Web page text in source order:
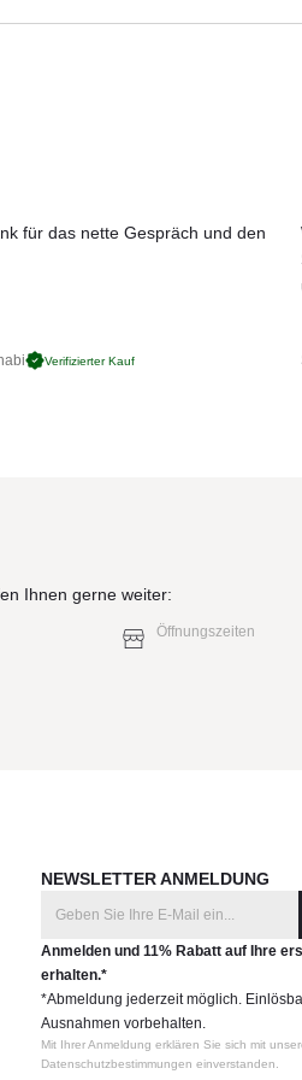
für das nette Gespräch und den
Verifizierter Kauf
Ihnen gerne weiter:
Öffnungszeiten
NEWSLETTER ANMELDUNG
Anmelden und 11% Rabatt auf Ihre
erhalten.*
*Abmeldung jederzeit möglich.
Ausnahmen vorbehalten.
Mit Ihrer Anmeldung erklären Sie sich mit
Datenschutzbestimmungen einverstanden.